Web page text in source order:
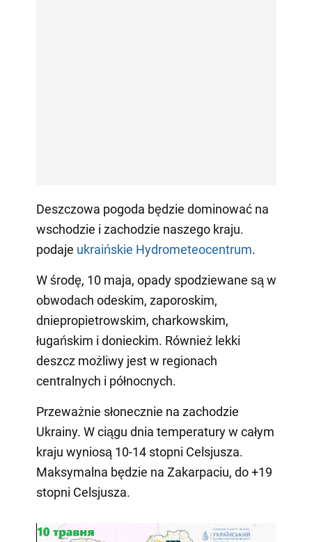
Deszczowa pogoda będzie dominować na
wschodzie i zachodzie naszego kraju.
podaje ukraińskie Hydrometeocentrum.
W środę, 10 maja, opady spodziewane są w
obwodach odeskim, zaporoskim,
dniepropietrowskim, charkowskim,
ługańskim i donieckim. Również lekki
deszcz możliwy jest w regionach
centralnych i północnych.
Przeważnie słonecznie na zachodzie
Ukrainy. W ciągu dnia temperatury w całym
kraju wyniosą 10-14 stopni Celsjusza.
Maksymalna będzie na Zakarpaciu, do +19
stopni Celsjusza.